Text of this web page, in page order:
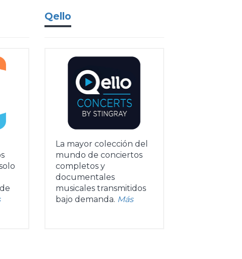
Qello
La mayor colección del
mundo de conciertos
completos y
documentales
musicales transmitidos
bajo demanda. Más